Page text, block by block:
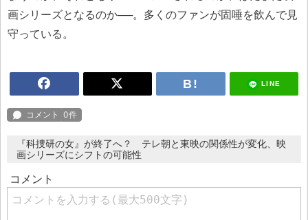
画シリーズとなるのか──。多くのファンが固唾を飲んで見
守っている。
LINE
『科捜研の女』が終了へ？ テレ朝と東映の関係性が変化、映
画シリーズにシフトの可能性